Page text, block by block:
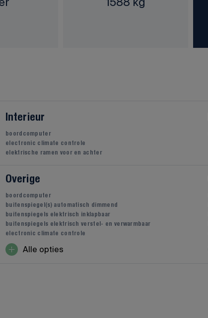
Interieur
boordcomputer
electronic climate controle
elektrische ramen voor en achter
Overige
boordcomputer
buitenspiegel(s) automatisch dimmend
buitenspiegels elektrisch inklapbaar
buitenspiegels elektrisch verstel- en verwarmbaar
electronic climate controle
Alle opties